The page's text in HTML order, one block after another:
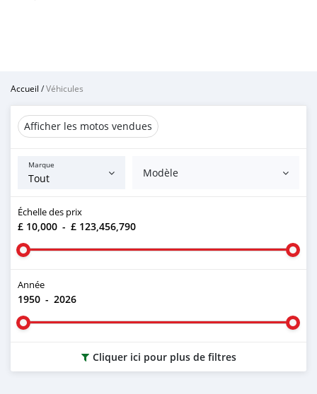
Accueil /Véhicules
Afficher les motos vendues
Marque
Modèle
Échelle des prix
£ 10,000 - £ 123,456,790
Année
1950 - 2026
Cliquer ici pour plus de filtres